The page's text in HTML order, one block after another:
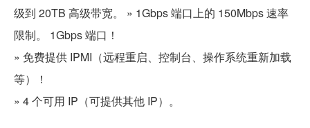
级到 20TB 高级带宽。 » 1Gbps 端口上的 150Mbps 速率
限制。 1Gbps 端口！
» 免费提供 IPMI（远程重启、控制台、操作系统重新加载
等）！
» 4 个可用 IP（可提供其他 IP）。